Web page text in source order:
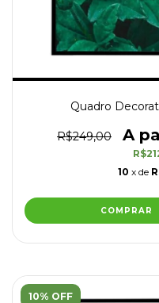
Quadro
R$249,00
10 x de
COMPRAR
10% OFF